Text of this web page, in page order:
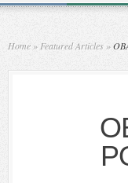
Home » Featured Articles »